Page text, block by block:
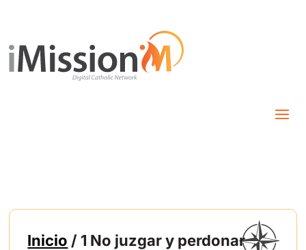
Inicio / 1 No juzgar y perdonar